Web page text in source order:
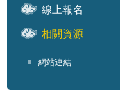
線上報名
相關資源
網站連結